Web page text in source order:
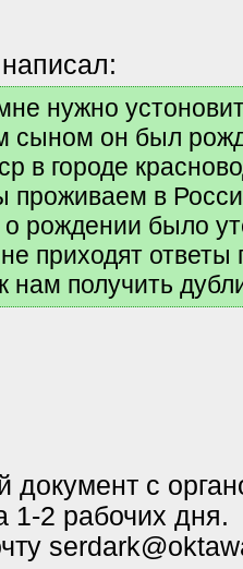
нужно
сыном он был
в городе
проживаем в
о рождении было
приходят ответы
нам получить
документ с
1-2 рабочих дня.